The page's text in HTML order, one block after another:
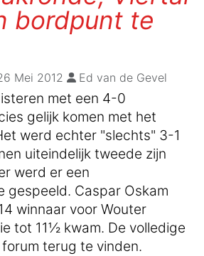
bordpunt te
Mei 2012 Ed van de Gevel
met een 4-0
gelijk komen met het
werd echter "slechts" 3-1
uiteindelijk tweede zijn
werd er een
gespeeld. Caspar Oskam
winnaar voor Wouter
tot 11½ kwam. De volledige
terug te vinden.